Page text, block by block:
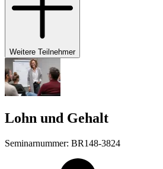
Weitere Teilnehmer
Lohn und Gehalt
Seminarnummer: BR148-3824